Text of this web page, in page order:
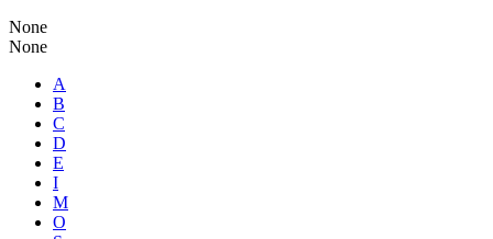
None
None
A
B
C
D
E
I
M
O